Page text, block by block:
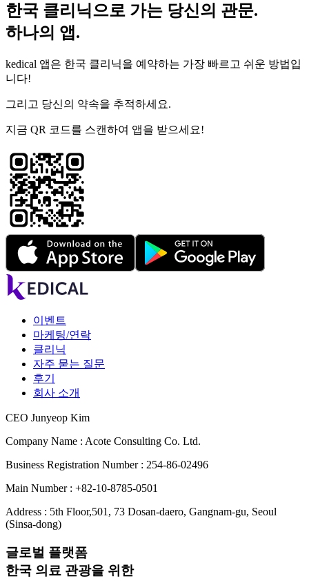
한국 클리닉으로 가는 당신의 관문.
하나의 앱.
kedical 앱은 한국 클리닉을 예약하는 가장 빠르고 쉬운 방법입
니다!
그리고 당신의 약속을 추적하세요.
지금 QR 코드를 스캔하여 앱을 받으세요!
이벤트
마케팅/연락
클리닉
자주 묻는 질문
후기
회사 소개
CEO Junyeop Kim
Company Name : Acote Consulting Co. Ltd.
Business Registration Number : 254-86-02496
Main Number : +82-10-8785-0501
Address : 5th Floor,501, 73 Dosan-daero, Gangnam-gu, Seoul
(Sinsa-dong)
글로벌 플랫폼
한국 의료 관광을 위한